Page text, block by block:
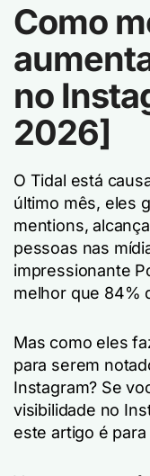
Como
no
2026]
O Tidal está
último mês, eles
mentions,
pessoas nas
impressionante
melhor que 84%
Mas como eles
para serem
Instagram? Se
visibilidade no
este artigo é